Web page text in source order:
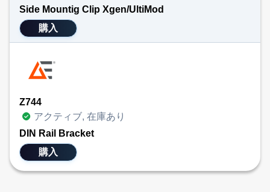
Side Mountig Clip Xgen/UltiMod
購入
Z744
アクティブ, 在庫あり
DIN Rail Bracket
購入